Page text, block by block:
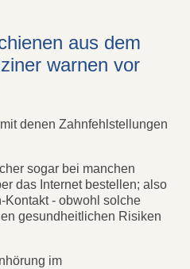
aus dem
warnen vor
denen Zahnfehlstellungen
sogar bei manchen
das Internet bestellen; also
Kontakt - obwohl solche
gesundheitlichen Risiken
im